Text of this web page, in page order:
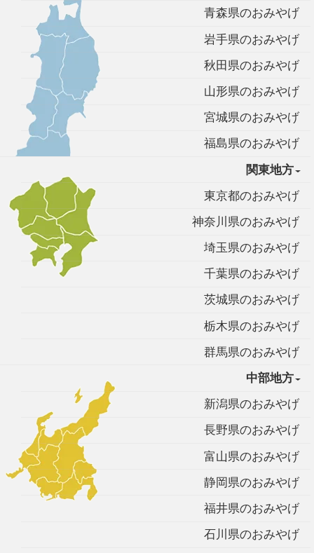
青森県のおみやげ
岩手県のおみやげ
秋田県のおみやげ
山形県のおみやげ
宮城県のおみやげ
福島県のおみやげ
関東地方
東京都のおみやげ
神奈川県のおみやげ
埼玉県のおみやげ
千葉県のおみやげ
茨城県のおみやげ
栃木県のおみやげ
群馬県のおみやげ
中部地方
新潟県のおみやげ
長野県のおみやげ
富山県のおみやげ
静岡県のおみやげ
福井県のおみやげ
石川県のおみやげ